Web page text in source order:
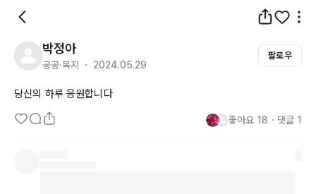
박정아
공공·복지 ・ 2024.05.29
팔로우
당신의 하루 응원합니다
좋아요 18 ・ 댓글 1